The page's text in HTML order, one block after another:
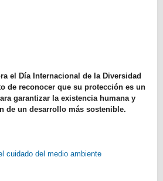
el Día Internacional de la Diversidad
de reconocer que su protección es un
garantizar la existencia humana y
de un desarrollo más sostenible.
cuidado del medio ambiente